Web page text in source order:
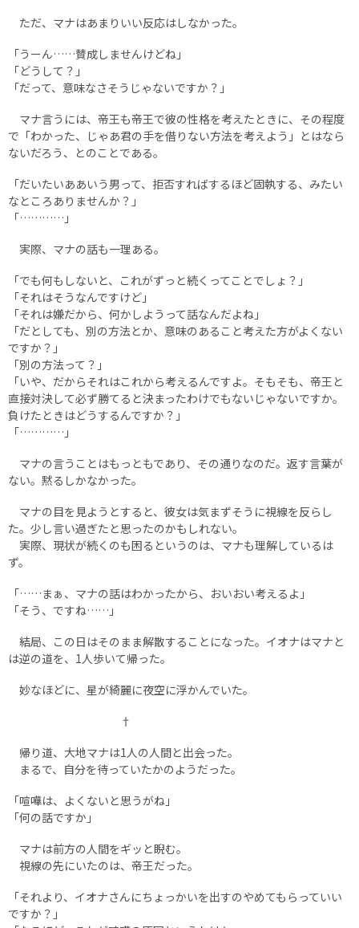
ただ、マナはあまりいい反応はしなかった。
「うーん……賛成しませんけどね」
「どうして？」
「だって、意味なさそうじゃないですか？」
マナ言うには、帝王も帝王で彼の性格を考えたときに、その程度
で「わかった、じゃあ君の手を借りない方法を考えよう」とはなら
ないだろう、とのことである。
「だいたいああいう男って、拒否すればするほど固執する、みたい
なところありませんか？」
「…………」
実際、マナの話も一理ある。
「でも何もしないと、これがずっと続くってことでしょ？」
「それはそうなんですけど」
「それは嫌だから、何かしようって話なんだよね」
「だとしても、別の方法とか、意味のあること考えた方がよくない
ですか？」
「別の方法って？」
「いや、だからそれはこれから考えるんですよ。そもそも、帝王と
直接対決して必ず勝てると決まったわけでもないじゃないですか。
負けたときはどうするんですか？」
「…………」
マナの言うことはもっともであり、その通りなのだ。返す言葉が
ない。黙るしかなかった。
マナの目を見ようとすると、彼女は気まずそうに視線を反らし
た。少し言い過ぎたと思ったのかもしれない。
実際、現状が続くのも困るというのは、マナも理解しているは
ず。
「……まぁ、マナの話はわかったから、おいおい考えるよ」
「そう、ですね……」
結局、この日はそのまま解散することになった。イオナはマナと
は逆の道を、1人歩いて帰った。
妙なほどに、星が綺麗に夜空に浮かんでいた。
†
帰り道、大地マナは1人の人間と出会った。
まるで、自分を待っていたかのようだった。
「喧嘩は、よくないと思うがね」
「何の話ですか」
マナは前方の人間をギッと睨む。
視線の先にいたのは、帝王だった。
「それより、イオナさんにちょっかいを出すのやめてもらっていい
ですか？」